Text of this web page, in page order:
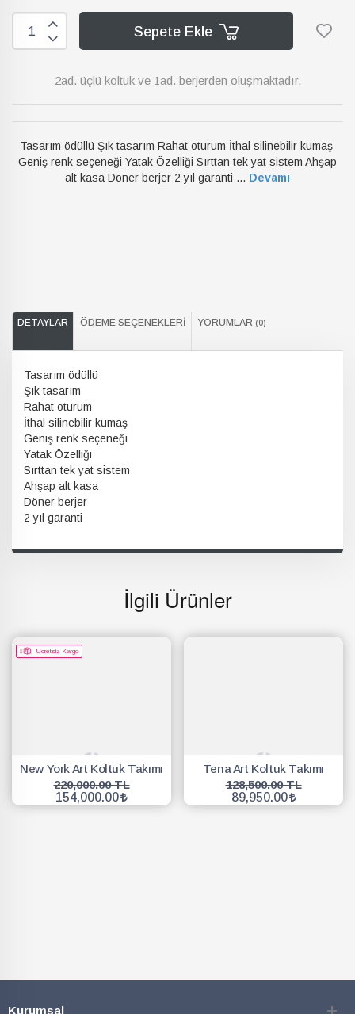
Sepete Ekle
2ad. üçlü koltuk ve 1ad. berjerden oluşmaktadır.
Tasarım ödüllü Şık tasarım Rahat oturum İthal silinebilir kumaş
Geniş renk seçeneği Yatak Özelliği Sırttan tek yat sistem Ahşap
alt kasa Döner berjer 2 yıl garanti ... Devamı
DETAYLAR ÖDEME SEÇENEKLERI YORUMLAR (0)
Tasarım ödüllü
Şık tasarım
Rahat oturum
İthal silinebilir kumaş
Geniş renk seçeneği
Yatak Özelliği
Sırttan tek yat sistem
Ahşap alt kasa
Döner berjer
2 yıl garanti
İlgili Ürünler
Ücretsiz Kargo
New York Art Koltuk Takımı
220,000.00 TL
154,000.00
Tena Art Koltuk Takımı
128,500.00 TL
89,950.00
Kurumsal